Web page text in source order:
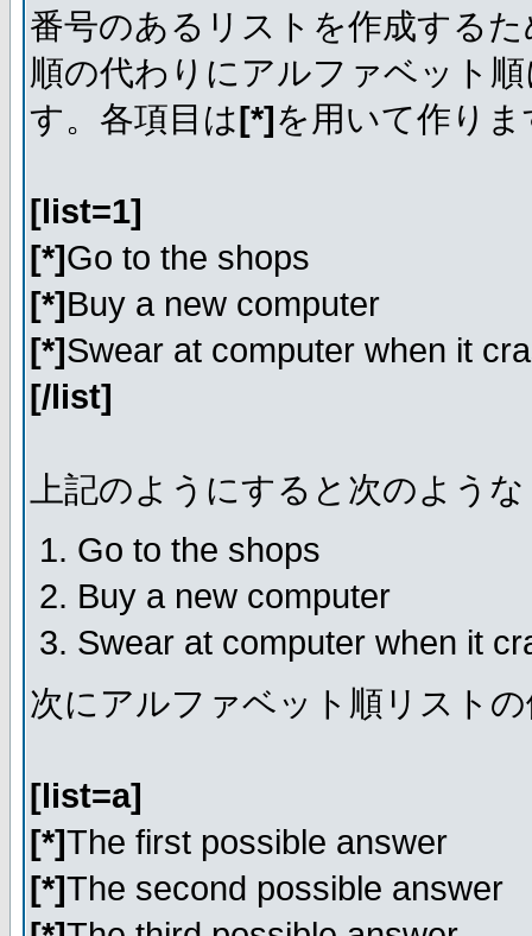
番号のあるリストを作成する
順の代わりにアルファベット
す。各項目は[*]を用いて作り
[list=1]
[*]Go to the shops
[*]Buy a new computer
[*]Swear at computer when it
[/list]
上記のようにすると次のよう
Go to the shops
Buy a new computer
Swear at computer when it
次にアルファベット順リスト
[list=a]
[*]The first possible answer
[*]The second possible answer